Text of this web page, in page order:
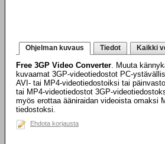
Ohjelman kuvaus Tiedot Kaikki
Free 3GP Video Converter. Muuta
kuvaamat 3GP-videotiedostot PC-
AVI- tai MP4-videotiedostoiksi tai
tai MP4-videotiedostot 3GP-
myös erottaa ääniraidan videoista omaksi
tiedostoksi.
Ehdota korjausta